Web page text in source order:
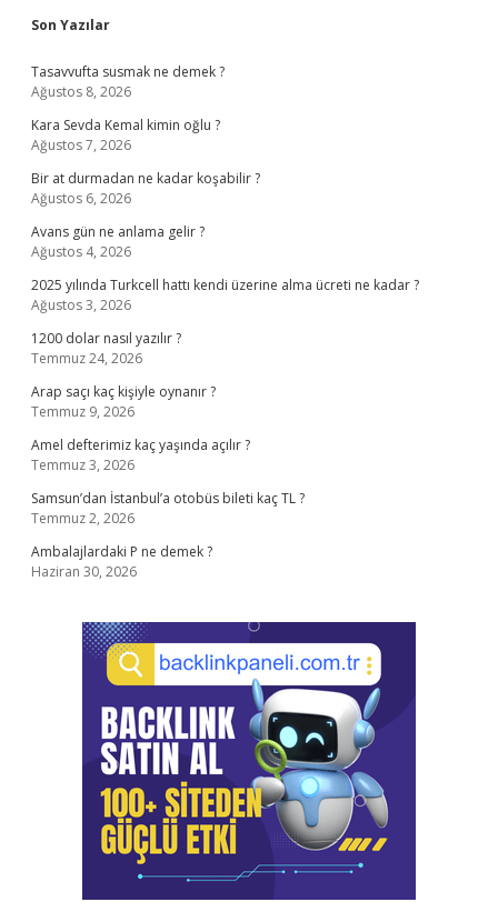
Sidebar
Son Yazılar
Tasavvufta susmak ne demek ?
Ağustos 8, 2026
Kara Sevda Kemal kimin oğlu ?
Ağustos 7, 2026
Bir at durmadan ne kadar koşabilir ?
Ağustos 6, 2026
Avans gün ne anlama gelir ?
Ağustos 4, 2026
2025 yılında Turkcell hattı kendi üzerine alma ücreti ne kadar ?
Ağustos 3, 2026
1200 dolar nasıl yazılır ?
Temmuz 24, 2026
Arap saçı kaç kişiyle oynanır ?
Temmuz 9, 2026
Amel defterimiz kaç yaşında açılır ?
Temmuz 3, 2026
Samsun’dan İstanbul’a otobüs bileti kaç TL ?
Temmuz 2, 2026
Ambalajlardaki P ne demek ?
Haziran 30, 2026